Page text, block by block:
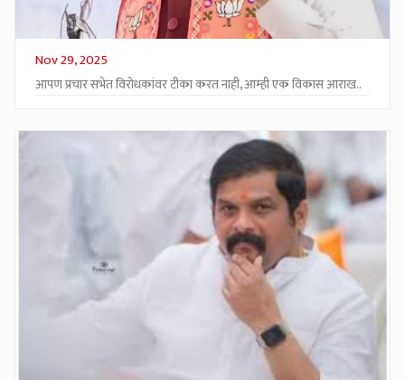
Nov 29, 2025
आपण प्रचार सभेत विरोधकांवर टीका करत नाही, आम्ही एक विकास आराख..